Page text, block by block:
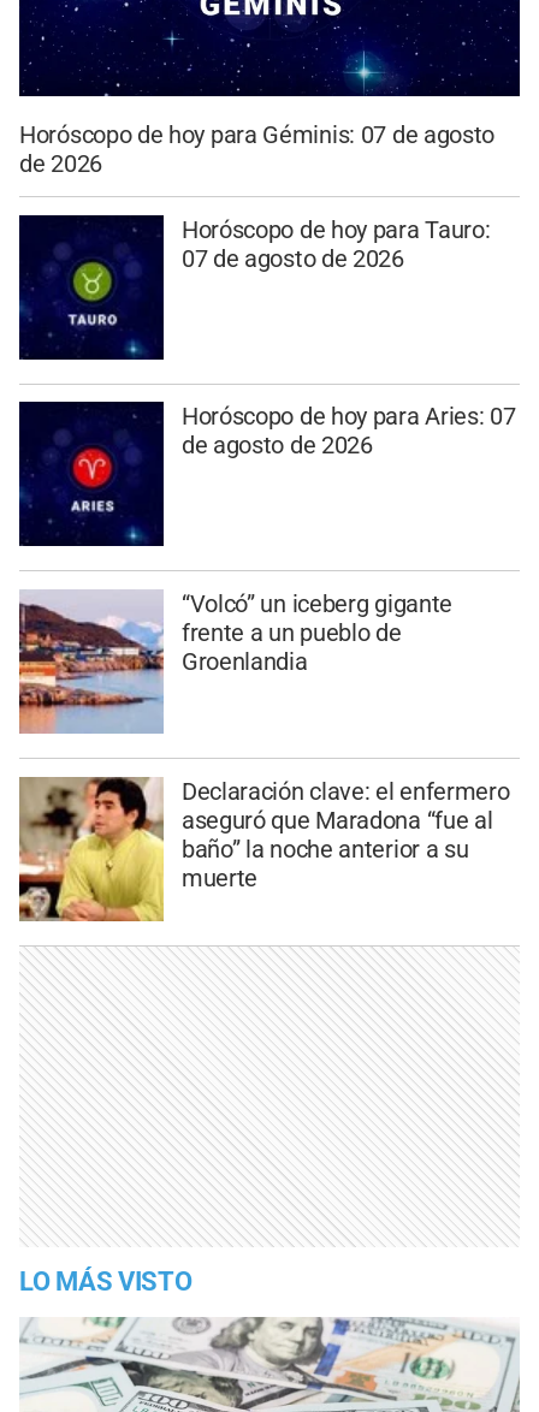
Horóscopo de hoy para Géminis: 07 de agosto
de 2026
Horóscopo de hoy para Tauro:
07 de agosto de 2026
Horóscopo de hoy para Aries: 07
de agosto de 2026
“Volcó” un iceberg gigante
frente a un pueblo de
Groenlandia
Declaración clave: el enfermero
aseguró que Maradona “fue al
baño” la noche anterior a su
muerte
LO MÁS VISTO